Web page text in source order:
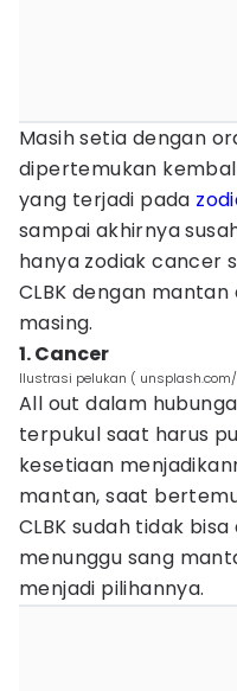
Masih setia dengan
dipertemukan
yang terjadi pada
sampai akhirnya
hanya zodiak cancer
CLBK dengan
masing.
1. Cancer
Ilustrasi pelukan (
All out dalam
terpukul saat harus
kesetiaan
mantan, saat
CLBK sudah tidak
menunggu sang
menjadi pilihannya.